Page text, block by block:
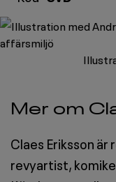
Mer om
Claes Eriksson
revyartist,